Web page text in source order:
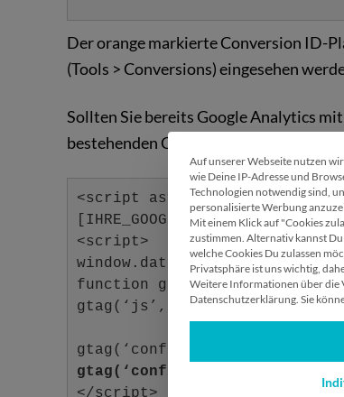
Der orange markierte Conversion ID-
(Tools > Conversions) eingesehen
Sollten Sie bereits Google Analytics
bestehenden Code um eine Zeile zu
<script async src=”https://
<script>
window.dataLayer =
function
gtag(‘js’, new Date());
gtag(‘config’,
gtag(‘config’, ‘[
</script>
Auf unserer Webseite nutzen
wie Deine IP-Adresse und
Technologien notwendig sind,
personalisierte Werbung
Mit einem Klick auf "Cookies
zustimmen. Alternativ kannst
welche Cookies Du zulassen
Privatsphäre ist uns wichtig,
Weitere Informationen über die
Datenschutzerklärung. Sie